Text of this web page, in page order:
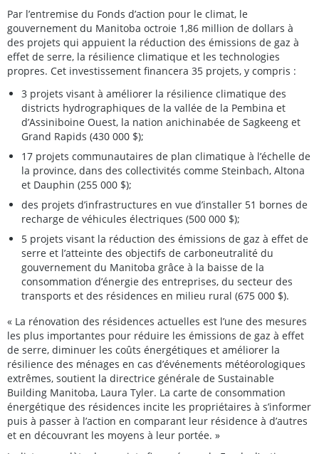
Par l’entremise du Fonds d’action pour le climat, le
gouvernement du Manitoba octroie 1,86 million de dollars à
des projets qui appuient la réduction des émissions de gaz à
effet de serre, la résilience climatique et les technologies
propres. Cet investissement financera 35 projets, y compris :
3 projets visant à améliorer la résilience climatique des
districts hydrographiques de la vallée de la Pembina et
d’Assiniboine Ouest, la nation anichinabée de Sagkeeng et
Grand Rapids (430 000 $);
17 projets communautaires de plan climatique à l’échelle de
la province, dans des collectivités comme Steinbach, Altona
et Dauphin (255 000 $);
des projets d’infrastructures en vue d’installer 51 bornes de
recharge de véhicules électriques (500 000 $);
5 projets visant la réduction des émissions de gaz à effet de
serre et l’atteinte des objectifs de carboneutralité du
gouvernement du Manitoba grâce à la baisse de la
consommation d’énergie des entreprises, du secteur des
transports et des résidences en milieu rural (675 000 $).
« La rénovation des résidences actuelles est l’une des mesures
les plus importantes pour réduire les émissions de gaz à effet
de serre, diminuer les coûts énergétiques et améliorer la
résilience des ménages en cas d’événements météorologiques
extrêmes, soutient la directrice générale de Sustainable
Building Manitoba, Laura Tyler. La carte de consommation
énergétique des résidences incite les propriétaires à s’informer
puis à passer à l’action en comparant leur résidence à d’autres
et en découvrant les moyens à leur portée. »